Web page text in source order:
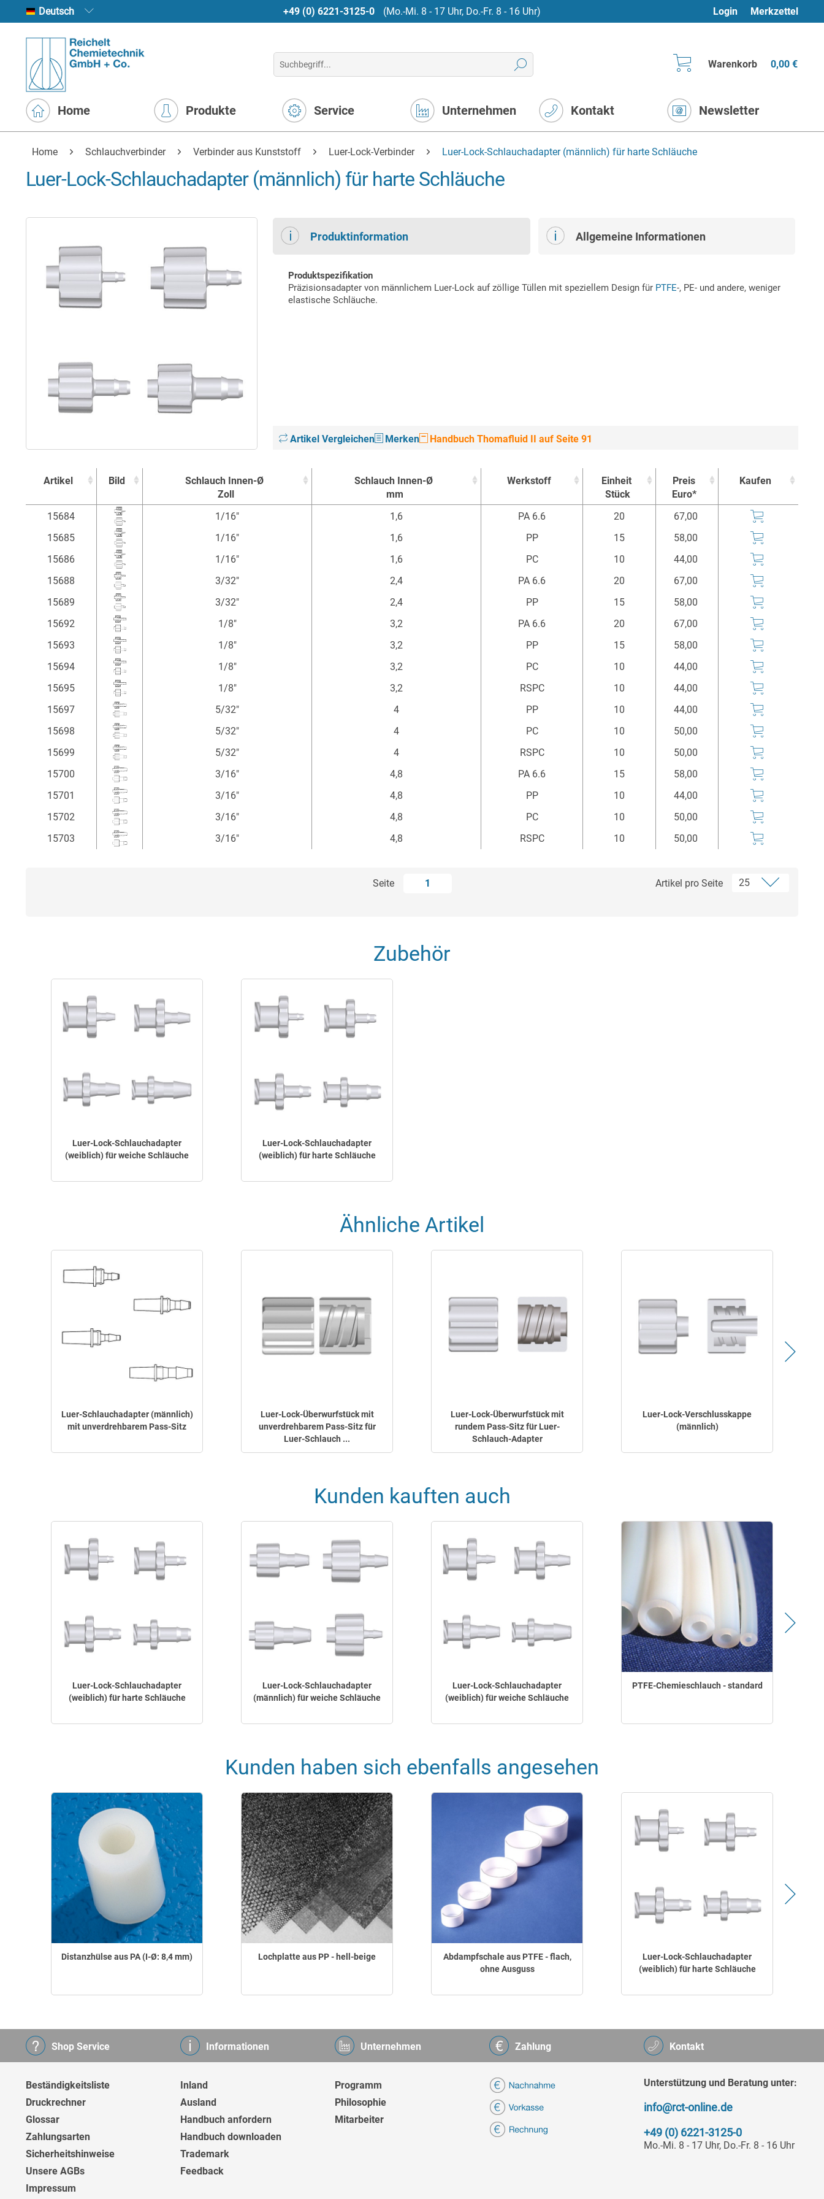
Deutsch +49 (0) 6221-3125-0 (Mo.-Mi. 8 - 17 Uhr, Do.-Fr. 8 - 16 Uhr) Login Merkzettel
Warenkorb 0,00 €
Home Produkte Service Unternehmen Kontakt Newsletter
Home Schlauchverbinder Verbinder aus Kunststoff Luer-Lock-Verbinder Luer-Lock-Schlauchadapter (männlich) für harte Schläuche
Luer-Lock-Schlauchadapter (männlich) für harte Schläuche
Produktinformation Allgemeine Informationen
Produktspezifikation
Präzisionsadapter von männlichem Luer-Lock auf zöllige Tüllen mit speziellem Design für PTFE-, PE- und andere, weniger
elastische Schläuche.
Artikel Vergleichen Merken Handbuch Thomafluid II auf Seite 91
Artikel Bild
Schlauch Innen-Ø
Zoll
Schlauch Innen-Ø
mm
Werkstoff
Einheit
Stück
Preis
Euro*
Kaufen
Artikel Bild
Schlauch Innen-Ø
Schlauch Innen-Ø
mm
Werkstoff
Einheit
Preis
Euro*
Kaufen
15684 1/16" 1,6 PA 6.6 20
67,00
15685
1/16" 1,6 PP 15
58,00
15686
1/16" 1,6 PC 10
44,00
15688
3/32" 2,4 PA 6.6 20
67,00
15689
3/32" 2,4 PP 15
58,00
15692
1/8" 3,2 PA 6.6 20
67,00
15693
1/8" 3,2 PP 15
58,00
15694
1/8" 3,2 PC 10
44,00
15695
1/8" 3,2 RSPC 10
44,00
15697
5/32" 4 PP 10
44,00
15698
5/32" 4 PC 10
50,00
15699
5/32" 4 RSPC 10
50,00
15700
3/16" 4,8 PA 6.6 15
58,00
15701
3/16" 4,8 PP 10
44,00
15702
3/16" 4,8 PC 10
50,00
15703
3/16" 4,8 RSPC 10 50,00
Seite 1 Artikel pro Seite
Zubehör
Luer-Lock-Schlauchadapter
(weiblich) für weiche Schläuche
Luer-Lock-Schlauchadapter
(weiblich) für harte Schläuche
Ähnliche Artikel
Luer-Schlauchadapter (männlich)
mit unverdrehbarem Pass-Sitz
Luer-Lock-Überwurfstück mit
unverdrehbarem Pass-Sitz für
Luer-Schlauch ...
Luer-Lock-Überwurfstück mit
rundem Pass-Sitz für Luer-
Schlauch-Adapter
Luer-Lock-Verschlusskappe
(männlich)
Kunden kauften auch
Luer-Lock-Schlauchadapter
(weiblich) für harte Schläuche
Luer-Lock-Schlauchadapter
(männlich) für weiche Schläuche
Luer-Lock-Schlauchadapter
(weiblich) für weiche Schläuche
PTFE-Chemieschlauch - standard
Kunden haben sich ebenfalls angesehen
Distanzhülse aus PA (I-Ø: 8,4 mm) Lochplatte aus PP - hell-beige
Abdampfschale aus PTFE - flach,
ohne Ausguss
Luer-Lock-Schlauchadapter
(weiblich) für harte Schläuche
Kontakt
Unterstützung und Beratung unter:
info@rct-online.de
+49 (0) 6221-3125-0
Mo.-Mi. 8 - 17 Uhr, Do.-Fr. 8 - 16 Uhr
Shop Service
Beständigkeitsliste
Druckrechner
Glossar
Zahlungsarten
Sicherheitshinweise
Unsere AGBs
Impressum
Informationen
Inland
Ausland
Handbuch anfordern
Handbuch downloaden
Trademark
Feedback
Unternehmen
Programm
Philosophie
Mitarbeiter
Zahlung